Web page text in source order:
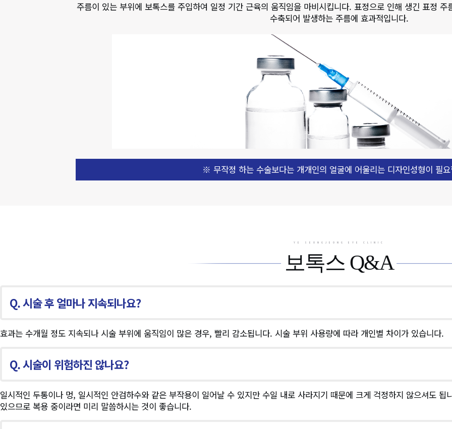
주름이 있는 부위에 보톡스를 주입하여 일정 기간 근육의 움직임을 마비시킵니다. 표정으로 인해 생긴 표정
수축되어 발생하는 주름에 효과적입니다.
※ 무작정 하는 수술보다는 개개인의 얼굴에 어울리는 디자인성형이 필
YE SEONGJEONG EYE CLINIC
보톡스 Q&A
Q. 시술 후 얼마나 지속되나요?
효과는 수개월 정도 지속되나 시술 부위에 움직임이 많은 경우, 빨리 감소됩니다. 시술 부위 사용량에 따라 개인별 차이가 있습니다.
Q. 시술이 위험하진 않나요?
일시적인 두통이나 멍, 일시적인 안검하수와 같은 부작용이 일어날 수 있지만 수일 내로 사라지기 때문에 크게 걱정하지 않으셔도
있으므로 복용 중이라면 미리 말씀하시는 것이 좋습니다.